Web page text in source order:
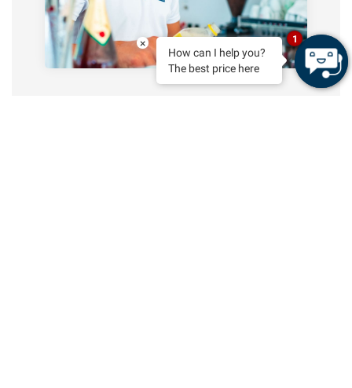
×
How can I help you?
The best price here
1